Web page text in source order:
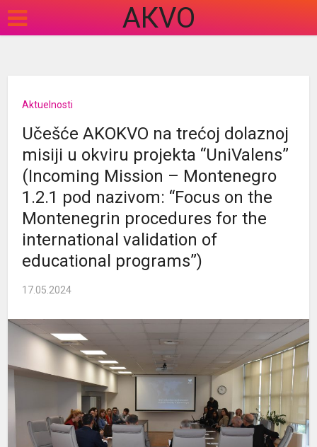
АКVO
Aktuelnosti
Učešće AKOKVO na trećoj dolaznoj
misiji u okviru projekta “UniValens”
(Incoming Mission – Montenegro
1.2.1 pod nazivom: “Focus on the
Montenegrin procedures for the
international validation of
educational programs”)
17.05.2024